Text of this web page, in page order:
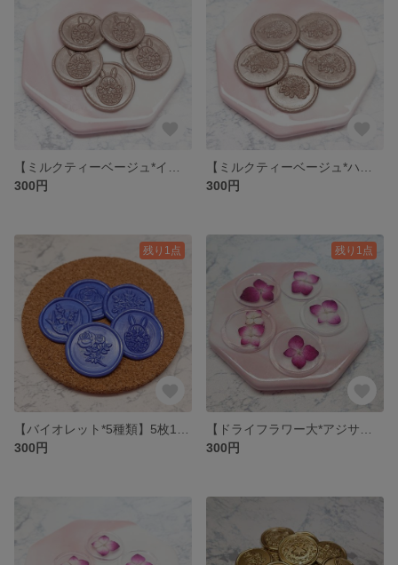
300円
300円
残り1点
300円
残り1点
300円